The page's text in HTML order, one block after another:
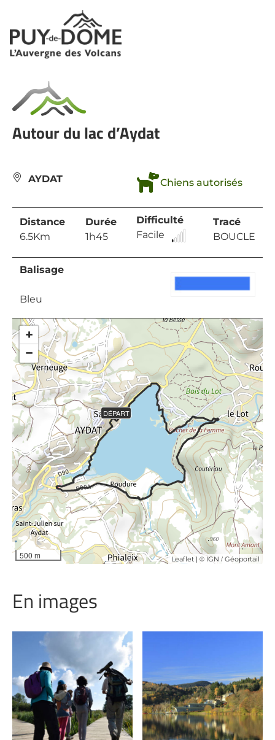
Panneau de gestion des cookies
Autour du lac d’Aydat
AYDAT Chiens autorisés
Distance
6.5Km
Durée
1h45
Difficulté
Facile
Tracé
BOUCLE
Balisage
Bleu
DÉPART
+
−
500 m Leaflet | ©IGN / Géoportail
En images